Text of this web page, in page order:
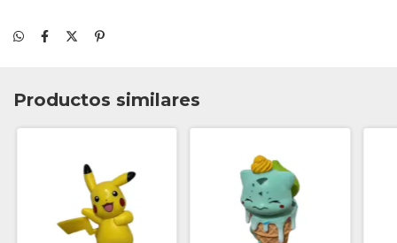
Productos similares